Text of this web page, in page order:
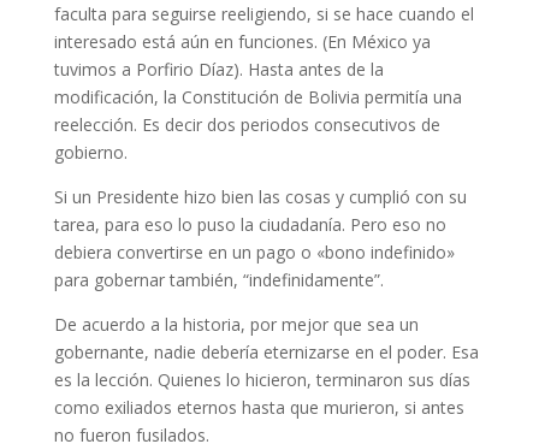
faculta para seguirse reeligiendo, si se hace cuando el
interesado está aún en funciones. (En México ya
tuvimos a Porfirio Díaz). Hasta antes de la
modificación, la Constitución de Bolivia permitía una
reelección. Es decir dos periodos consecutivos de
gobierno.
Si un Presidente hizo bien las cosas y cumplió con su
tarea, para eso lo puso la ciudadanía. Pero eso no
debiera convertirse en un pago o «bono indefinido»
para gobernar también, “indefinidamente”.
De acuerdo a la historia, por mejor que sea un
gobernante, nadie debería eternizarse en el poder. Esa
es la lección. Quienes lo hicieron, terminaron sus días
como exiliados eternos hasta que murieron, si antes
no fueron fusilados.